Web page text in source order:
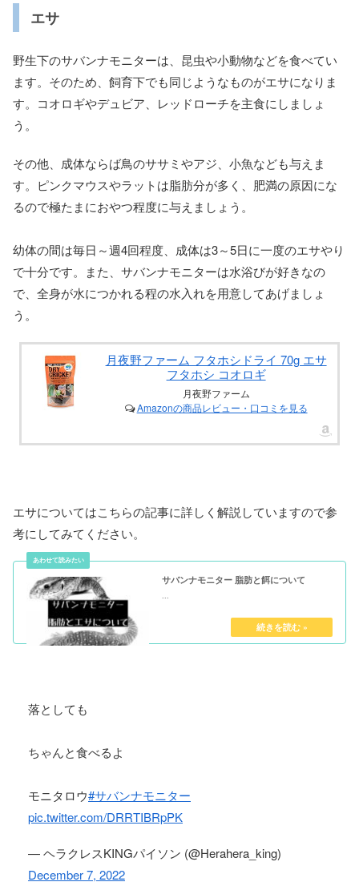
エサ
野生下のサバンナモニターは、昆虫や小動物などを食べてい
ます。そのため、飼育下でも同じようなものがエサになりま
す。コオロギやデュビア、レッドローチを主食にしましょ
う。
その他、成体ならば鳥のササミやアジ、小魚なども与えま
す。ピンクマウスやラットは脂肪分が多く、肥満の原因にな
るので極たまにおやつ程度に与えましょう。
幼体の間は毎日～週4回程度、成体は3～5日に一度のエサやり
で十分です。また、サバンナモニターは水浴びが好きなの
で、全身が水につかれる程の水入れを用意してあげましょ
う。
月夜野ファーム フタホシドライ 70g エサ
フタホシ コオロギ
月夜野ファーム
Amazonの商品レビュー・口コミを見る
エサについてはこちらの記事に詳しく解説していますので参
考にしてみてください。
サバンナモニター 脂肪と餌について
...
落としても
ちゃんと食べるよ
モニタロウ#サバンナモニター
pic.twitter.com/DRRTIBRpPK
— ヘラクレスKINGパイソン (@Herahera_king)
December 7, 2022